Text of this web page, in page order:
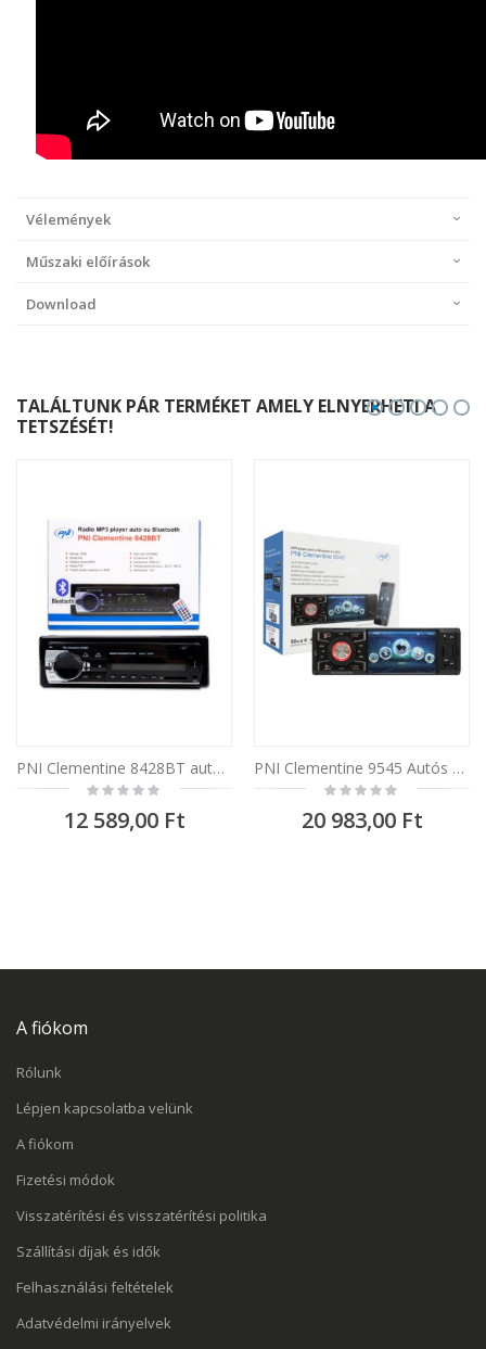
Vélemények
Műszaki előírások
Download
TALÁLTUNK PÁR TERMÉKET AMELY ELNYERHETI A
TETSZÉSÉT!
PNI Clementine 8428BT autós MP3 lejátszó rádió 4x45w 1 DIN SD, USB, AUX, RCA és Bluetooth 12V csatlakozókkal
Rating:
0%
12 589,00 Ft
PNI Clementine 9545 Autós MP5 lejátszó, 1 DIN, 4 hüvelykes kijelző, 50Wx4, Bluetooth, FM rádió, SD és USB, 2 RCA video IN/OUT
Rating:
0%
20 983,00 Ft
A fiókom
Rólunk
Lépjen kapcsolatba velünk
A fiókom
Fizetési módok
Visszatérítési és visszatérítési politika
Szállítási díjak és idők
Felhasználási feltételek
Adatvédelmi irányelvek